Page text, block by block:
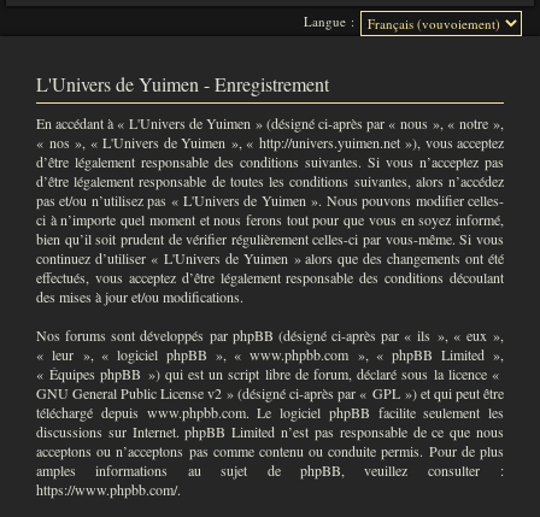
Langue :
L'Univers de Yuimen - Enregistrement
En accédant à « L'Univers de Yuimen » (désigné ci-après par « nous », « notre »,
« nos », « L'Univers de Yuimen », « http://univers.yuimen.net »), vous acceptez
d’être légalement responsable des conditions suivantes. Si vous n’acceptez pas
d’être légalement responsable de toutes les conditions suivantes, alors n’accédez
pas et/ou n’utilisez pas « L'Univers de Yuimen ». Nous pouvons modifier celles-
ci à n’importe quel moment et nous ferons tout pour que vous en soyez informé,
bien qu’il soit prudent de vérifier régulièrement celles-ci par vous-même. Si vous
continuez d’utiliser « L'Univers de Yuimen » alors que des changements ont été
effectués, vous acceptez d’être légalement responsable des conditions découlant
des mises à jour et/ou modifications.
Nos forums sont développés par phpBB (désigné ci-après par « ils », « eux »,
« leur », « logiciel phpBB », « www.phpbb.com », « phpBB Limited »,
« Équipes phpBB ») qui est un script libre de forum, déclaré sous la licence «
GNU General Public License v2 » (désigné ci-après par « GPL ») et qui peut être
téléchargé depuis www.phpbb.com. Le logiciel phpBB facilite seulement les
discussions sur Internet. phpBB Limited n’est pas responsable de ce que nous
acceptons ou n’acceptons pas comme contenu ou conduite permis. Pour de plus
amples informations au sujet de phpBB, veuillez consulter :
https://www.phpbb.com/.